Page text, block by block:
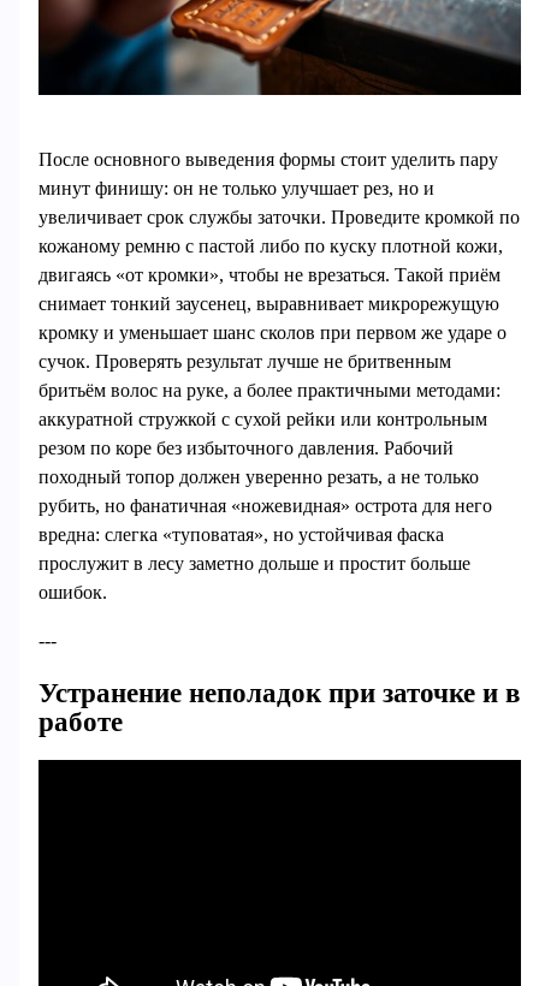
После основного выведения формы стоит уделить пару
минут финишу: он не только улучшает рез, но и
увеличивает срок службы заточки. Проведите кромкой по
кожаному ремню с пастой либо по куску плотной кожи,
двигаясь «от кромки», чтобы не врезаться. Такой приём
снимает тонкий заусенец, выравнивает микрорежущую
кромку и уменьшает шанс сколов при первом же ударе о
сучок. Проверять результат лучше не бритвенным
бритьём волос на руке, а более практичными методами:
аккуратной стружкой с сухой рейки или контрольным
резом по коре без избыточного давления. Рабочий
походный топор должен уверенно резать, а не только
рубить, но фанатичная «ножевидная» острота для него
вредна: слегка «туповатая», но устойчивая фаска
прослужит в лесу заметно дольше и простит больше
ошибок.
---
Устранение неполадок при заточке и в
работе